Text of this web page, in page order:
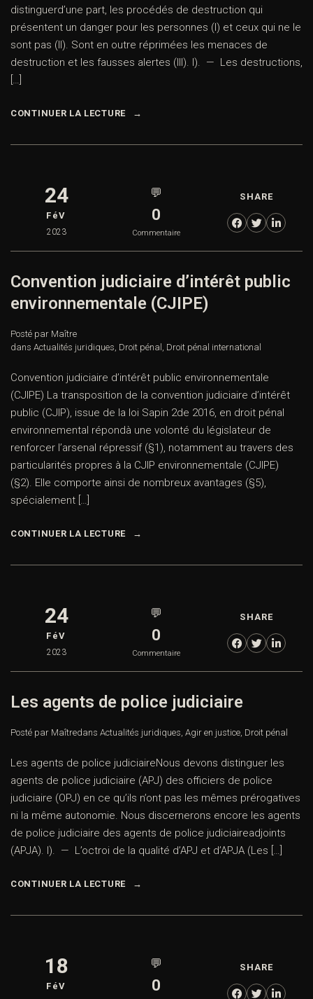
distinguerd’une part, les procédés de destruction qui
présentent un danger pour les personnes (I) et ceux qui ne le
sont pas (II). Sont en outre réprimées les menaces de
destruction et les fausses alertes (III). I). — Les destructions,
[…]
CONTINUER LA LECTURE
24
FéV
2023
💬
0
Commentaire
SHARE
Convention judiciaire d’intérêt public
environnementale (CJIPE)
Posté par Maître
dans Actualités juridiques, Droit pénal , Droit pénal international
Convention judiciaire d’intérêt public environnementale
(CJIPE) La transposition de la convention judiciaire d’intérêt
public (CJIP), issue de la loi Sapin 2de 2016, en droit pénal
environnemental répondà une volonté du législateur de
renforcer l’arsenal répressif (§1), notamment au travers des
particularités propres à la CJIP environnementale (CJIPE)
(§2). Elle comporte ainsi de nombreux avantages (§5),
spécialement […]
CONTINUER LA LECTURE
24
FéV
2023
💬
0
Commentaire
SHARE
Les agents de police judiciaire
Posté par Maîtredans Actualités juridiques, Agir en justice, Droit pénal
Les agents de police judiciaireNous devons distinguer les
agents de police judiciaire (APJ) des officiers de police
judiciaire (OPJ) en ce qu’ils n’ont pas les mêmes prérogatives
ni la même autonomie. Nous discernerons encore les agents
de police judiciaire des agents de police judiciaireadjoints
(APJA). I). — L’octroi de la qualité d’APJ et d’APJA (Les […]
CONTINUER LA LECTURE
18
FéV
💬
0
SHARE